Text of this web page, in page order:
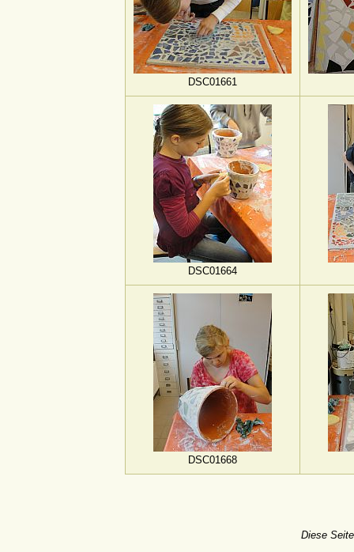
DSC01661
DSC01664
DSC01668
Diese